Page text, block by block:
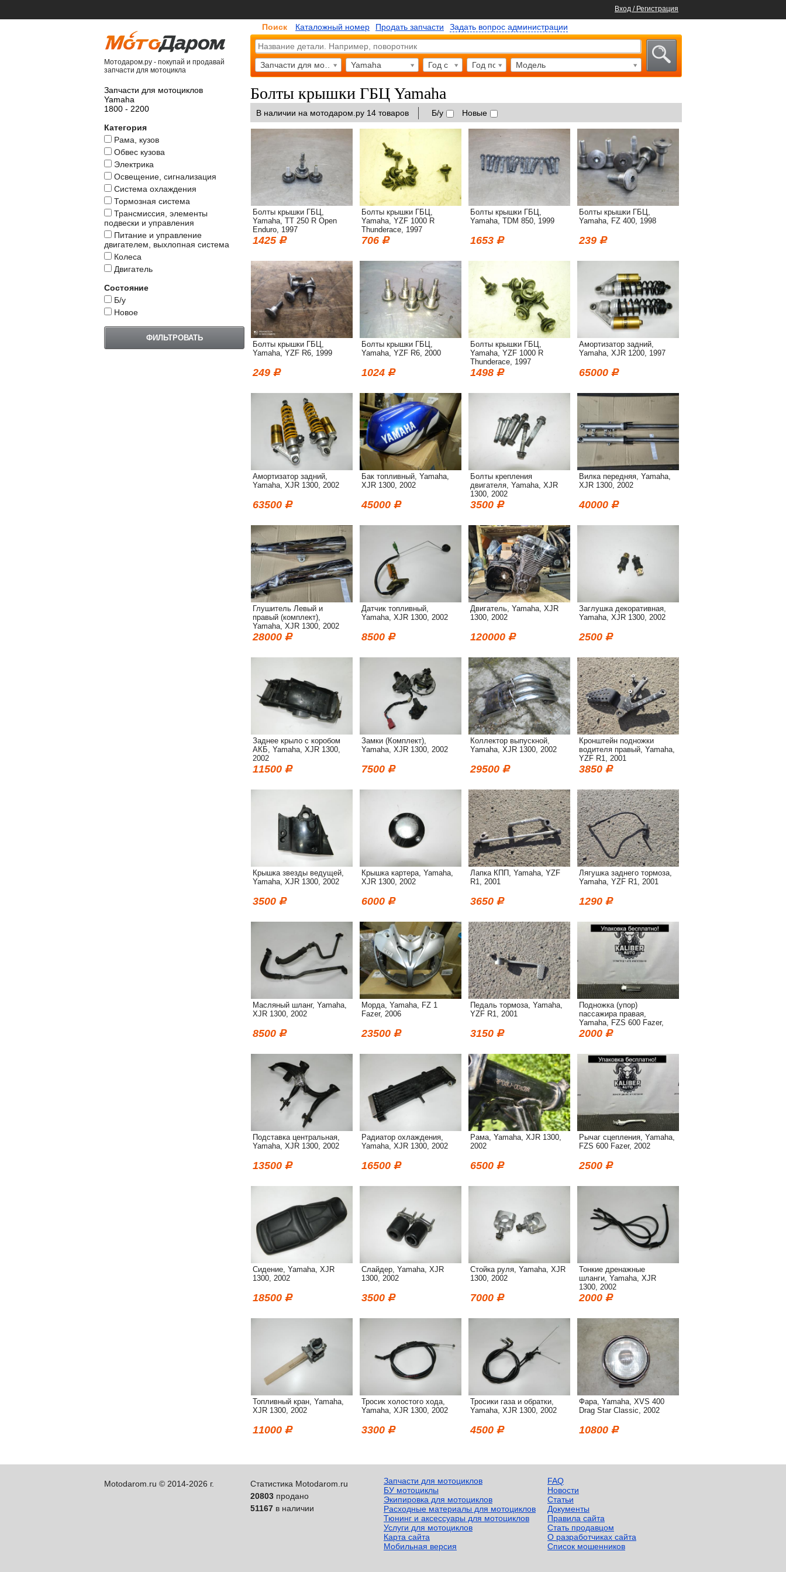
Вход / Регистрация
Мотодаром.ру - покупай и продавай
запчасти для мотоцикла
Запчасти для мотоциклов
Yamaha
1800 - 2200
Категория
Рама, кузов
Обвес кузова
Электрика
Освещение, сигнализация
Система охлаждения
Тормозная система
Трансмиссия, элементы
подвески и управления
Питание и управление
двигателем, выхлопная система
Колеса
Двигатель
Состояние
Б/у
Новое
Поиск Каталожный номер Продать запчасти Задать вопрос администрации
Yamaha Год с Год по Модель
Болты крышки ГБЦ Yamaha
В наличии на мотодаром.ру 14 товаров Б/у Новые
Болты крышки ГБЦ,
Yamaha, TT 250 R Open
Enduro, 1997
1425
Болты крышки ГБЦ,
Yamaha, YZF 1000 R
Thunderace, 1997
706
Болты крышки ГБЦ,
Yamaha, TDM 850, 1999
1653
Болты крышки ГБЦ,
Yamaha, FZ 400, 1998
239
Болты крышки ГБЦ,
Yamaha, YZF R6, 1999
249
Болты крышки ГБЦ,
Yamaha, YZF R6, 2000
1024
Болты крышки ГБЦ,
Yamaha, YZF 1000 R
Thunderace, 1997
1498
Амортизатор задний,
Yamaha, XJR 1200, 1997
65000
Амортизатор задний,
Yamaha, XJR 1300, 2002
63500
Бак топливный, Yamaha,
XJR 1300, 2002
45000
Болты крепления
двигателя, Yamaha, XJR
1300, 2002
3500
Вилка передняя, Yamaha,
XJR 1300, 2002
40000
Глушитель Левый и
правый (комплект),
Yamaha, XJR 1300, 2002
28000
Датчик топливный,
Yamaha, XJR 1300, 2002
8500
Двигатель, Yamaha, XJR
1300, 2002
120000
Заглушка декоративная,
Yamaha, XJR 1300, 2002
2500
Заднее крыло с коробом
АКБ, Yamaha, XJR 1300,
2002
11500
Замки (Комплект),
Yamaha, XJR 1300, 2002
7500
Коллектор выпускной,
Yamaha, XJR 1300, 2002
29500
Кронштейн подножки
водителя правый, Yamaha,
YZF R1, 2001
3850
Крышка звезды ведущей,
Yamaha, XJR 1300, 2002
3500
Крышка картера, Yamaha,
XJR 1300, 2002
6000
Лапка КПП, Yamaha, YZF
R1, 2001
3650
Лягушка заднего тормоза,
Yamaha, YZF R1, 2001
1290
Масляный шланг, Yamaha,
XJR 1300, 2002
8500
Морда, Yamaha, FZ 1
Fazer, 2006
23500
Педаль тормоза, Yamaha,
YZF R1, 2001
3150
Подножка (упор)
пассажира правая,
Yamaha, FZS 600 Fazer,
2002
2000
Подставка центральная,
Yamaha, XJR 1300, 2002
13500
Радиатор охлаждения,
Yamaha, XJR 1300, 2002
16500
Рама, Yamaha, XJR 1300,
2002
6500
Рычаг сцепления, Yamaha,
FZS 600 Fazer, 2002
2500
Сидение, Yamaha, XJR
1300, 2002
18500
Слайдер, Yamaha, XJR
1300, 2002
3500
Стойка руля, Yamaha, XJR
1300, 2002
7000
Тонкие дренажные
шланги, Yamaha, XJR
1300, 2002
2000
Топливный кран, Yamaha,
XJR 1300, 2002
11000
Тросик холостого хода,
Yamaha, XJR 1300, 2002
3300
Тросики газа и обратки,
Yamaha, XJR 1300, 2002
4500
Фара, Yamaha, XVS 400
Drag Star Classic, 2002
10800
Motodarom.ru © 2014-2026 г.
Статистика Motodarom.ru
20803 продано
51167 в наличии
Запчасти для мотоциклов
БУ мотоциклы
Экипировка для мотоциклов
Расходные материалы для мотоциклов
Тюнинг и аксессуары для мотоциклов
Услуги для мотоциклов
Карта сайта
Мобильная версия
FAQ
Новости
Статьи
Документы
Правила сайта
Стать продавцом
О разработчиках сайта
Список мошенников